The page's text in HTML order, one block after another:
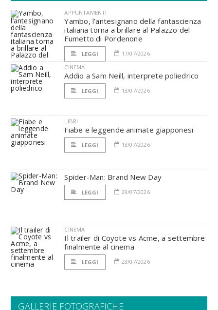
APPUNTAMENTI
Yambo, l’antesignano della fantascienza
italiana torna a brillare al Palazzo del
Fumetto di Pordenone
LEGGI
17/07/2026
CINEMA
Addio a Sam Neill, interprete poliedrico
LEGGI 13/07/2026
LIBRI
Fiabe e leggende animate giapponesi
LEGGI 13/07/2026
Spider-Man: Brand New Day
LEGGI 29/07/2026
CINEMA
Il trailer di Coyote vs Acme, a settembre
finalmente al cinema
LEGGI 23/07/2026
GALLERIE FOTOGRAFICHE